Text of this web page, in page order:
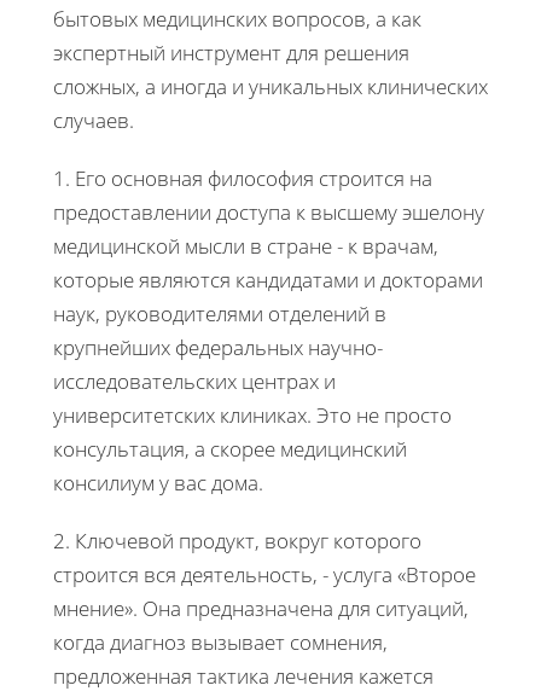
бытовых медицинских вопросов, а как
экспертный инструмент для решения
сложных, а иногда и уникальных клинических
случаев.
1. Его основная философия строится на
предоставлении доступа к высшему эшелону
медицинской мысли в стране - к врачам,
которые являются кандидатами и докторами
наук, руководителями отделений в
крупнейших федеральных научно-
исследовательских центрах и
университетских клиниках. Это не просто
консультация, а скорее медицинский
консилиум у вас дома.
2. Ключевой продукт, вокруг которого
строится вся деятельность, - услуга «Второе
мнение». Она предназначена для ситуаций,
когда диагноз вызывает сомнения,
предложенная тактика лечения кажется